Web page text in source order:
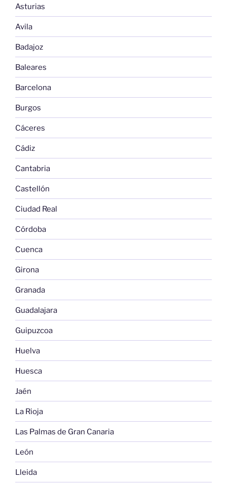
Asturias
Avila
Badajoz
Baleares
Barcelona
Burgos
Cáceres
Cádiz
Cantabria
Castellón
Ciudad Real
Córdoba
Cuenca
Girona
Granada
Guadalajara
Guipuzcoa
Huelva
Huesca
Jaén
La Rioja
Las Palmas de Gran Canaria
León
Lleida